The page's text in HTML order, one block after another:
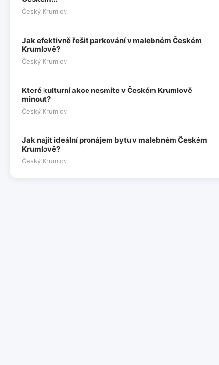
Český Krumlov
Jak efektivně řešit parkování v malebném Českém
Krumlově?
Český Krumlov
Které kulturní akce nesmíte v Českém Krumlově
minout?
Český Krumlov
Jak najít ideální pronájem bytu v malebném Českém
Krumlově?
Český Krumlov